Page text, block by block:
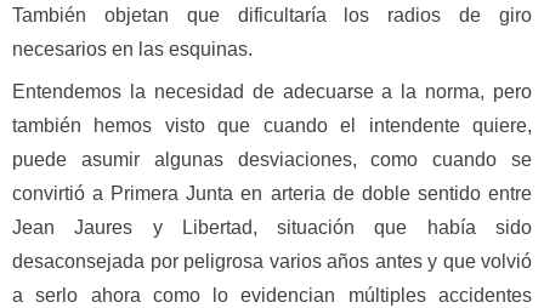
También objetan que dificultaría los radios de giro
necesarios en las esquinas.
Entendemos la necesidad de adecuarse a la norma, pero
también hemos visto que cuando el intendente quiere,
puede asumir algunas desviaciones, como cuando se
convirtió a Primera Junta en arteria de doble sentido entre
Jean Jaures y Libertad, situación que había sido
desaconsejada por peligrosa varios años antes y que volvió
a serlo ahora como lo evidencian múltiples accidentes